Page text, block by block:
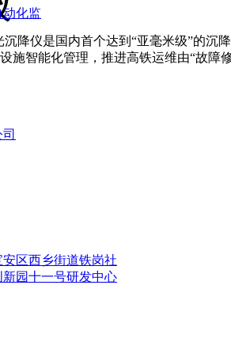
降仪是国内首个达到“亚毫米级”的沉
施智能化管理，推进高铁运维由“故障
动化监
区西乡街道铁岗社
园十一号研发中心